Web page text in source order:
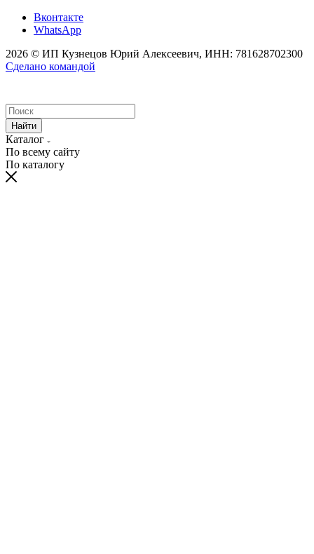
Вконтакте
WhatsApp
2026 © ИП Кузнецов Юрий Алексеевич, ИНН: 781628702300
Сделано командой
Найти
Каталог
По всему сайту
По каталогу